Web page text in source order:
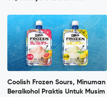
Coolish Frozen Sours, Minuman
Beralkohol Praktis Untuk Musim